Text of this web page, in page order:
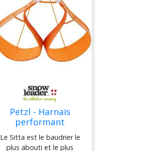
Petzl - Harnais
performant
d'alpinisme et
escalade - Sitta
Le Sitta est le baudrier le
plus abouti et le plus